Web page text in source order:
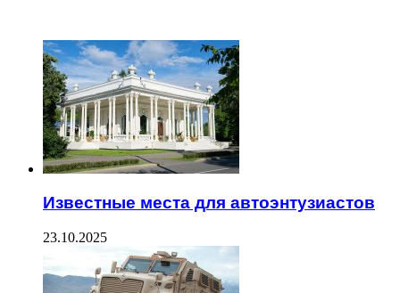
Известные места для автоэнтузиастов
23.10.2025